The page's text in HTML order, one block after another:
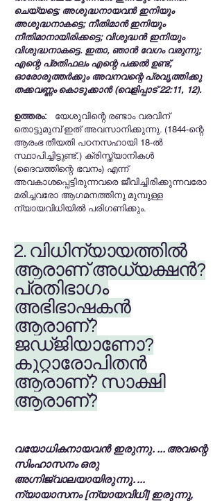
ചെയ്യട്ടെ; അശുദ്ധനായവൻ ഇനിയും
അശുദ്ധനാകട്ടെ; നീതിമാൻ ഇനിയും
നീതിമാനായിരിക്കട്ടെ; വിശുദ്ധൻ ഇനിയും
വിശുദ്ധനാകട്ടെ. ഇതാ, ഞാൻ വേഗം വരുന്നു;
എന്റെ പ്രതിഫലം എന്റെ പക്കൽ ഉണ്ട്,
ഓരോരുത്തർക്കും അവനവന്റെ പ്രവൃത്തിക്കു
തക്കവണ്ണം കൊടുക്കാൻ (വെളിപ്പാട് 22:11, 12).
ഉത്തരം: യേശുവിന്റെ രണ്ടാം വരവിന്
തൊട്ടുമുമ്പ് ഇത് അവസാനിക്കുന്നു. (1844-ന്റെ
ആരംഭ തീയതി പഠനസഹായി 18-ൽ
സ്ഥാപിച്ചിട്ടുണ്ട്.) ക്രിസ്ത്യാനികൾ
(ദൈവത്തിന്റെ ഭവനം) എന്ന്
അവകാശപ്പെട്ടിരുന്നവരെ ജീവിച്ചിരിക്കുന്നവരോ
മരിച്ചവരോ ആഗമനത്തിനു മുമ്പുള്ള
ന്യായവിധിയിൽ പരിഗണിക്കും.
2. വിധിന്യായത്തിൽ
ആരാണ് അധ്യക്ഷൻ?
പ്രതിഭാഗം
അഭിഭാഷകൻ
ആരാണ്?
ജഡ്ജിയാണോ?
കുറ്റാരോപിതൻ
ആരാണ്? സാക്ഷി
ആരാണ്?
വയോധികനായവൻ ഇരുന്നു. ... അവന്റെ
സിംഹാസനം ഒരു
അഗ്നിജ്വാലയായിരുന്നു. ...
ന്യായാസനം [ന്യായവിധി] ഇരുന്നു,